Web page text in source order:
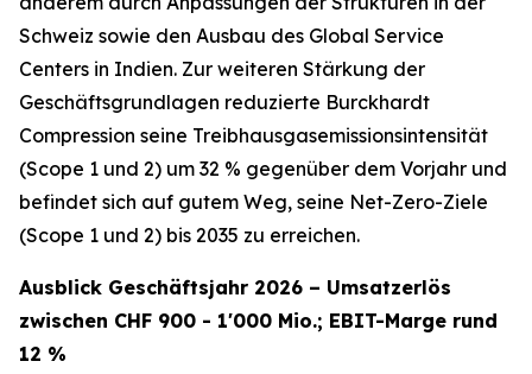
Schweiz sowie den Ausbau des Global Service
Centers in Indien. Zur weiteren Stärkung der
Geschäftsgrundlagen reduzierte Burckhardt
Compression seine Treibhausgasemissionsintensität
(Scope 1 und 2) um 32 % gegenüber dem Vorjahr und
befindet sich auf gutem Weg, seine Net-Zero-Ziele
(Scope 1 und 2) bis 2035 zu erreichen.
Ausblick Geschäftsjahr 2026 – Umsatzerlös
zwischen CHF 900 - 1'000 Mio.; EBIT-Marge rund
12 %